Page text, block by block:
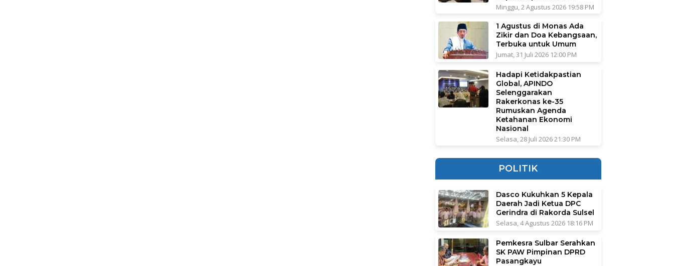
Minggu, 2 Agustus 2026 19:58 PM
1 Agustus di Monas Ada
Zikir dan Doa Kebangsaan,
Terbuka untuk Umum
Jumat, 31 Juli 2026 12:00 PM
Hadapi Ketidakpastian
Global, APINDO
Selenggarakan
Rakerkonas ke-35
Rumuskan Agenda
Ketahanan Ekonomi
Nasional
Selasa, 28 Juli 2026 21:30 PM
POLITIK
Dasco Kukuhkan 5 Kepala
Daerah Jadi Ketua DPC
Gerindra di Rakorda Sulsel
Selasa, 4 Agustus 2026 18:16 PM
Pemkesra Sulbar Serahkan
SK PAW Pimpinan DPRD
Pasangkayu